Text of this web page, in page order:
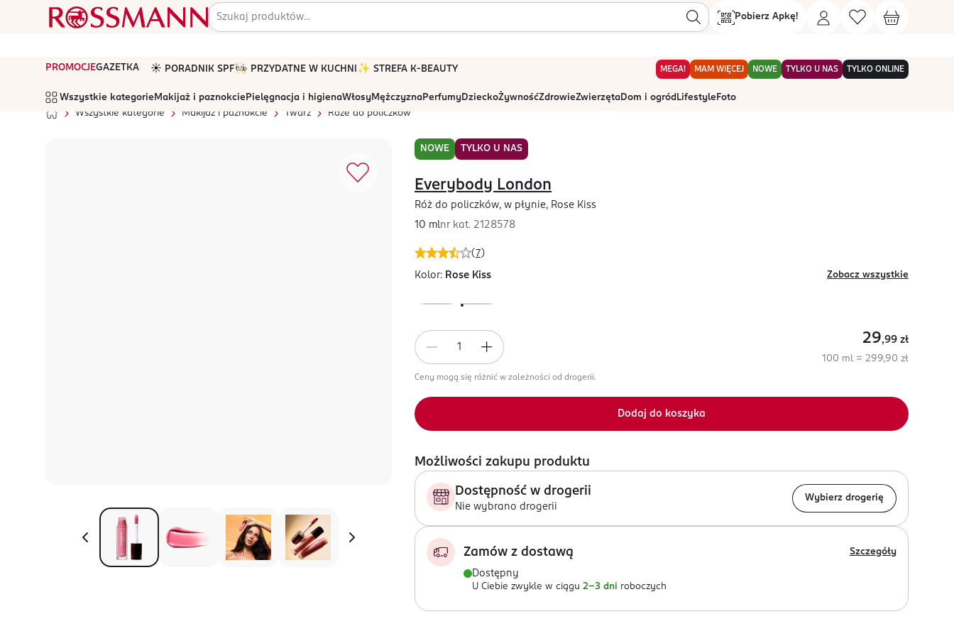
Pobierz Apkę!
PROMOCJEGAZETKA ☀️ PORADNIK SPF🧑🏻‍🍳 PRZYDATNE W KUCHNI ✨ STREFA K-BEAUTY MEGA! MAM WIĘCEJ NOWE TYLKO U NAS TYLKO ONLINE
Wszystkie kategorie Makijaż i paznokcie Pielęgnacja i higienaWłosyMężczyznaPerfumyDzieckoŻywnośćZdrowieZwierzętaDom i ogród Lifestyle Foto
Wszystkie kategorie
Makijaż i paznokcie Twarz Róże do policzków
NOWE TYLKO U NAS
( 7)
Everybody London
Róż do policzków, w płynie, Rose Kiss
10 mlnr kat. 2128578
Kolor: Rose Kiss Zobacz wszystkie
29,99 zł
100 ml = 299,90 zł
Ceny mogą się różnić w zależności od drogerii.
Dodaj do koszyka
Możliwości zakupu produktu
Dostępność w drogerii
Nie wybrano drogerii
Wybierz drogerię
Zamów z dostawą Szczegóły
Dostępny
U Ciebie zwykle w ciągu 2-3 dni roboczych